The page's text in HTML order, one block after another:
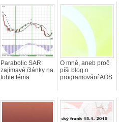
Parabolic SAR:
zajímavé články na
tohle téma
O mně, aneb proč
píši blog o
programování AOS